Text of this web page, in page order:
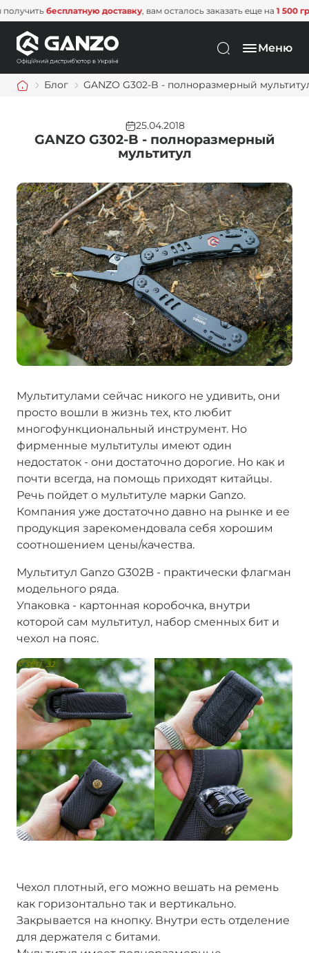
доставку, вам осталось заказать еще на1 500 грн. Не
Меню
Блог GANZO G302-B - полноразмерный
25.04.2018
GANZO G302-B - полноразмерный
мультитул
Мультитулами сейчас никого не удивить, они
просто вошли в жизнь тех, кто любит
многофункциональный инструмент. Но
фирменные мультитулы имеют один
недостаток - они достаточно дорогие. Но как и
почти всегда, на помощь приходят китайцы.
Речь пойдет о мультитуле марки Ganzo.
Компания уже достаточно давно на рынке и ее
продукция зарекомендовала себя хорошим
соотношением цены/качества.
Мультитул Ganzo G302B - практически флагман
модельного ряда.
Упаковка - картонная коробочка, внутри
которой сам мультитул, набор сменных бит и
чехол на пояс.
Чехол плотный, его можно вешать на ремень
как горизонтально так и вертикально.
Закрывается на кнопку. Внутри есть отделение
для держателя с битами.